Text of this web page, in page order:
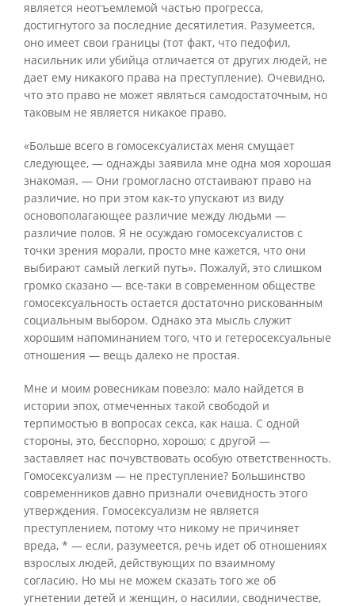
является неотъемлемой частью прогресса,
достигнутого за последние десятилетия. Разумеется,
оно имеет свои границы (тот факт, что педофил,
насильник или убийца отличается от других людей, не
дает ему никакого права на преступление). Очевидно,
что это право не может являться самодостаточным, но
таковым не является никакое право.
«Больше всего в гомосексуалистах меня смущает
следующее, — однажды заявила мне одна моя хорошая
знакомая. — Они громогласно отстаивают право на
различие, но при этом как-то упускают из виду
основополагающее различие между людьми —
различие полов. Я не осуждаю гомосексуалистов с
точки зрения морали, просто мне кажется, что они
выбирают самый легкий путь». Пожалуй, это слишком
громко сказано — все-таки в современном обществе
гомосексуальность остается достаточно рискованным
социальным выбором. Однако эта мысль служит
хорошим напоминанием того, что и гетеросексуальные
отношения — вещь далеко не простая.
Мне и моим ровесникам повезло: мало найдется в
истории эпох, отмеченных такой свободой и
терпимостью в вопросах секса, как наша. С одной
стороны, это, бесспорно, хорошо; с другой —
заставляет нас почувствовать особую ответственность.
Гомосексуализм — не преступление? Большинство
современников давно признали очевидность этого
утверждения. Гомосексуализм не является
преступлением, потому что никому не причиняет
вреда, * — если, разумеется, речь идет об отношениях
взрослых людей, действующих по взаимному
согласию. Но мы не можем сказать того же об
угнетении детей и женщин, о насилии, сводничестве,